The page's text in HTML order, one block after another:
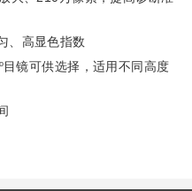
、高显色指数
o 目镜可供选择，适用不同高度